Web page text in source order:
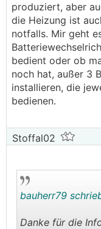
produziert, aber
die Heizung ist
notfalls. Mir geht
bedient oder ob
noch hat, außer 3
installieren, die
bedienen.
Stoffal02
bauherr79
Danke für die